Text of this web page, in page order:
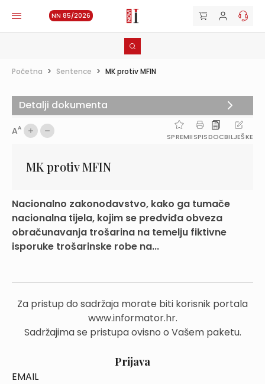
NN 85/2026
Početna > Sentence > MK protiv MFIN
AA
SPREMIISPISDOCBILJEŠKE
MK protiv MFIN
Nacionalno zakonodavstvo, kako ga tumače
nacionalna tijela, kojim se predviđa obveza
obračunavanja trošarina na temelju fiktivne
isporuke trošarinske robe na...
Za pristup do sadržaja morate biti korisnik portala
www.informator.hr.
Sadržajima se pristupa ovisno o Vašem paketu.
Prijava
EMAIL
Detalji dokumenta